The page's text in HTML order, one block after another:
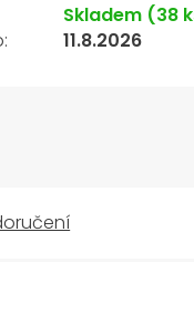
Skladem (38
11.8.2026